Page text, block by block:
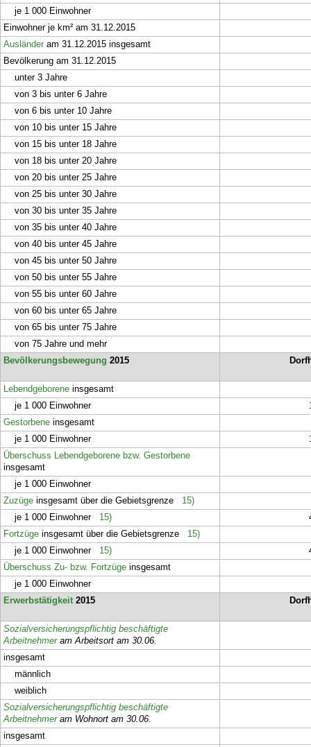
je 1 000 Einwohner
Einwohner je km² am 31.12.2015
Ausländeram 31.12.2015 insgesamt
Bevölkerung am 31.12.2015
unter 3 Jahre
von 3 bis unter 6 Jahre
von 6 bis unter 10 Jahre
von 10 bis unter 15 Jahre
von 15 bis unter 18 Jahre
von 18 bis unter 20 Jahre
von 20 bis unter 25 Jahre
von 25 bis unter 30 Jahre
von 30 bis unter 35 Jahre
von 35 bis unter 40 Jahre
von 40 bis unter 45 Jahre
von 45 bis unter 50 Jahre
von 50 bis unter 55 Jahre
von 55 bis unter 60 Jahre
von 60 bis unter 65 Jahre
von 65 bis unter 75 Jahre
von 75 Jahre und mehr
Bevölkerungsbewegung 2015
Lebendgeboreneinsgesamt
je 1 000 Einwohner
Gestorbeneinsgesamt
je 1 000 Einwohner
Überschuss Lebendgeborene bzw. Gestorbene
insgesamt
je 1 000 Einwohner
Zuzügeinsgesamt über die Gebietsgrenze 15)
je 1 000 Einwohner 15)
Fortzügeinsgesamt über die Gebietsgrenze 15)
je 1 000 Einwohner 15)
Überschuss Zu- bzw. Fortzügeinsgesamt
je 1 000 Einwohner
Erwerbstätigkeit2015
Sozialversicherungspflichtig beschäftigte
Arbeitnehmeram Arbeitsort am 30.06.
insgesamt
männlich
weiblich
Sozialversicherungspflichtig beschäftigte
Arbeitnehmeram Wohnort am 30.06.
insgesamt